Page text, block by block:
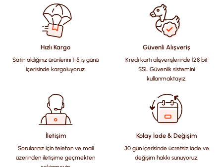
konularda yetersiz gördüğünüz noktaları öneri formunu
kullanarak tarafımıza iletebilirsiniz.
Görüş ve önerileriniz için teşekkür ederiz.
Ürün resmi kalitesiz, bozuk veya görüntülenemiyor.
Ürün açıklamasında eksik bilgiler bulunuyor.
Ürün bilgilerinde hatalar bulunuyor.
Ürün fiyatı diğer sitelerden daha pahalı.
Bu ürüne benzer farklı alternatifler olmalı.
Hızlı Kargo
Satın aldığınız ürünlerini 1-5 iş günü
içerisinde kargoluyoruz.
Güvenli Alışveriş
Kredi kartı alışverişlerinde 128 bit
SSL Güvenlik sistemini
kullanmaktayız.
İletişim
Sorularınız için telefon ve mail
üzerinden iletişime geçmekten
Kolay İade & Değişim
30 gün içerisinde ücretsiz iade ve
değişim hakkı sunuyoruz.